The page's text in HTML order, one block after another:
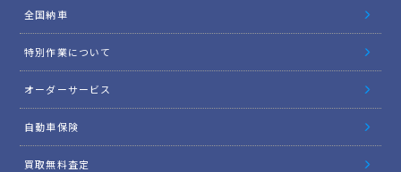
全国納車
特別作業について
オーダーサービス
自動車保険
買取無料査定